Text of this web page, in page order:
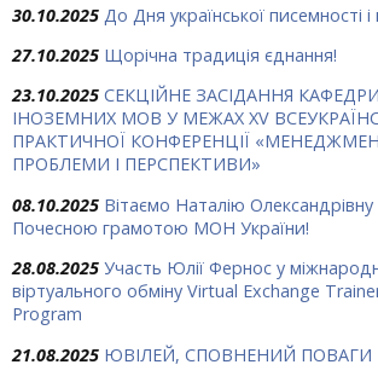
30.10.2025 До Дня української писемності
27.10.2025 Щорічна традиція єднання!
23.10.2025 СЕКЦІЙНЕ ЗАСІДАННЯ
ІНОЗЕМНИХ МОВ У МЕЖАХ ХV
ПРАКТИЧНОЇ КОНФЕРЕНЦІЇ
ПРОБЛЕМИ І ПЕРСПЕКТИВИ»
08.10.2025 Вітаємо Наталію Олександрівну
Почесною грамотою МОН України!
28.08.2025 Участь Юлії Фернос у
віртуального обміну Virtual Exchange
Program
21.08.2025 ЮВІЛЕЙ, СПОВНЕНИЙ ПОВАГИ